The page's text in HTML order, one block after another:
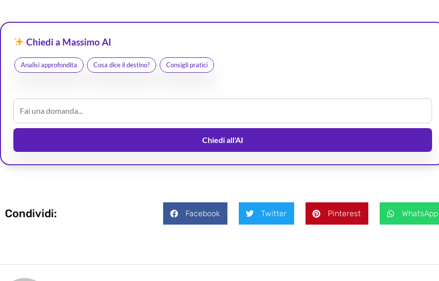
Chiedi a Massimo AI
Analisi approfondita Cosa dice il destino? Consigli pratici
Chiedi all'AI
Condividi: Facebook Twitter Pinterest WhatsApp